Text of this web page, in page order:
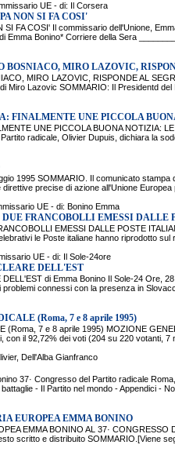
UE - di: Il Corsera
NON SI FA COSI'
FA COSI' Il commissario dell'Unione,
Emma Bonino* Corriere della Sera
BOSNIACO, MIRO LAZOVIC,
MIRO LAZOVIC, RISPONDE AL
Miro Lazovic SOMMARIO: Il Presidentd
FINALMENTE UNE PICCOLA
UNE PICCOLA BUONA NOTIZIA:
radicale, Olivier Dupuis, dichiara la
1995 SOMMARIO. Il comunicato
precise di azione all'Unione
UE - di: Bonino Emma
FRANCOBOLLI EMESSI DALLE
EMESSI DALLE POSTE
le Poste italiane hanno riprodotto sul
UE - di: Il Sole-24ore
DELL'EST
di Emma Bonino Il Sole-24 Ore,
connessi con la presenza in
(Roma, 7 e 8 aprile 1995)
(Roma, 7 e 8 aprile 1995) MOZIONE
con il 92,72% dei voti (204 su 220 votanti, 7
Dell'Alba Gianfranco
37· Congresso del Partito radicale
- Il Partito nel mondo - Appendici -
EUROPEA EMMA BONINO
EMMA BONINO AL 37· CONGRESSO
scritto e distribuito SOMMARIO.[Viene